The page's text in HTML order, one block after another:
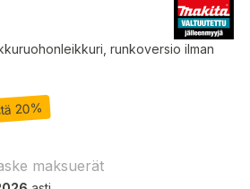
runkoversio ilman
20%
maksuerät